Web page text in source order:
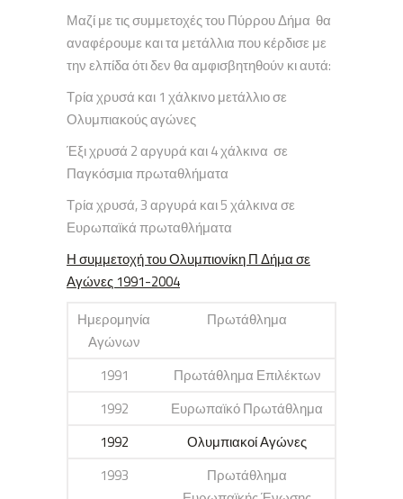
Μαζί με τις συμμετοχές του Πύρρου Δήμα θα
αναφέρουμε και τα μετάλλια που κέρδισε με
την ελπίδα ότι δεν θα αμφισβητηθούν κι αυτά:
Τρία χρυσά και 1 χάλκινο μετάλλιο σε
Ολυμπιακούς αγώνες
Έξι χρυσά 2 αργυρά και 4 χάλκινα σε
Παγκόσμια πρωταθλήματα
Τρία χρυσά, 3 αργυρά και 5 χάλκινα σε
Ευρωπαϊκά πρωταθλήματα
Η συμμετοχή του Ολυμπιονίκη Π Δήμα σε
Αγώνες 1991-2004
Ημερομηνία
Αγώνων
Πρωτάθλημα
1991
Πρωτάθλημα Επιλέκτων
1992
Ευρωπαϊκό Πρωτάθλημα
1992
Ολυμπιακοί Αγώνες
1993
Πρωτάθλημα